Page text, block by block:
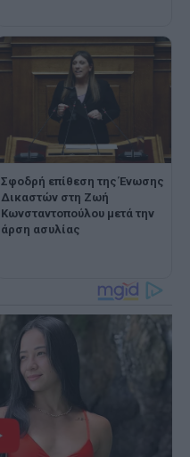
Σφοδρή επίθεση της Ένωσης
Δικαστών στη Ζωή
Κωνσταντοπούλου μετά την
άρση ασυλίας